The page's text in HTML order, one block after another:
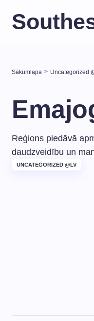
Sākumlapa > Uncategorized
Reģions piedāvā
daudzveidību un
UNCATEGORIZED @LV